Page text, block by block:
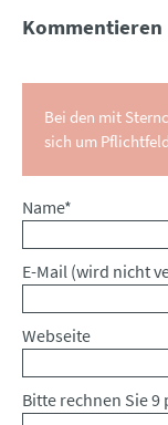
Kommentieren
Bei den mit
sich um
Pflichtfeld
Name*
Pflichtfeld
E-Mail (wird nicht
Webseite
Bitte rechnen Sie 9